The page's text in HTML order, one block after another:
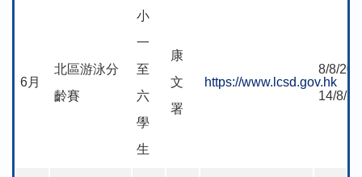
6月
北區游泳分
齡賽
小
一
至
六
學
生
康
文
署
https://www.lcsd.gov.hk
8/8/
14/8/